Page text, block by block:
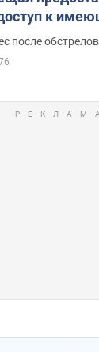
к
после